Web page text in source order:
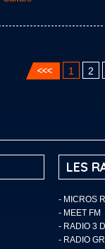
1 2
LES
- MICROS
- MEET FM
- RADIO 3
- RADIO